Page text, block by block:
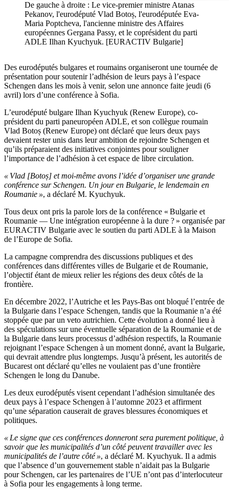
De gauche à droite : Le vice-premier ministre Atanas
Pekanov, l'eurodéputé Vlad Botoș, l'eurodéputée Eva-
Maria Poptcheva, l'ancienne ministre des Affaires
européennes Gergana Passy, et le coprésident du parti
ADLE Ilhan Kyuchyuk. [EURACTIV Bulgarie]
Des eurodéputés bulgares et roumains organiseront une tournée de
présentation pour soutenir l’adhésion de leurs pays à l’espace
Schengen dans les mois à venir, selon une annonce faite jeudi (6
avril) lors d’une conférence à Sofia.
L’eurodéputé bulgare Ilhan Kyuchyuk (Renew Europe), co-
président du parti paneuropéen ADLE, et son collègue roumain
Vlad Botoș (Renew Europe) ont déclaré que leurs deux pays
devaient rester unis dans leur ambition de rejoindre Schengen et
qu’ils préparaient des initiatives conjointes pour souligner
l’importance de l’adhésion à cet espace de libre circulation.
« Vlad [Botoș] et moi-même avons l’idée d’organiser une grande
conférence sur Schengen. Un jour en Bulgarie, le lendemain en
Roumanie », a déclaré M. Kyuchyuk.
Tous deux ont pris la parole lors de la conférence « Bulgarie et
Roumanie — Une intégration européenne à la dure ? » organisée par
EURACTIV Bulgarie avec le soutien du parti ADLE à la Maison
de l’Europe de Sofia.
La campagne comprendra des discussions publiques et des
conférences dans différentes villes de Bulgarie et de Roumanie,
l’objectif étant de mieux relier les régions des deux côtés de la
frontière.
En décembre 2022, l’Autriche et les Pays-Bas ont bloqué l’entrée de
la Bulgarie dans l’espace Schengen, tandis que la Roumanie n’a été
stoppée que par un veto autrichien. Cette évolution a donné lieu à
des spéculations sur une éventuelle séparation de la Roumanie et de
la Bulgarie dans leurs processus d’adhésion respectifs, la Roumanie
rejoignant l’espace Schengen à un moment donné, avant la Bulgarie,
qui devrait attendre plus longtemps. Jusqu’à présent, les autorités de
Bucarest ont déclaré qu’elles ne voulaient pas d’une frontière
Schengen le long du Danube.
Les deux eurodéputés visent cependant l’adhésion simultanée des
deux pays à l’espace Schengen à l’automne 2023 et affirment
qu’une séparation causerait de graves blessures économiques et
politiques.
« Le signe que ces conférences donneront sera purement politique, à
savoir que les municipalités d’un côté peuvent travailler avec les
municipalités de l’autre côté », a déclaré M. Kyuchyuk. Il a admis
que l’absence d’un gouvernement stable n’aidait pas la Bulgarie
pour Schengen, car les partenaires de l’UE n’ont pas d’interlocuteur
à Sofia pour les engagements à long terme.